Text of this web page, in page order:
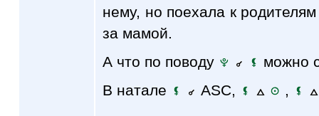
нему, но поехала к
за мамой.
А что по поводу
можно
В натале
ASC, ,